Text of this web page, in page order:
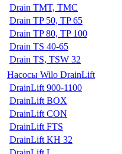
Drain TMT, TMC
Drain TP 50, TP 65
Drain TP 80, TP 100
Drain TS 40-65
Drain TS, TSW 32
Насосы Wilo DrainLift
DrainLift 900-1100
DrainLift BOX
DrainLift CON
DrainLift FTS
DrainLift KH 32